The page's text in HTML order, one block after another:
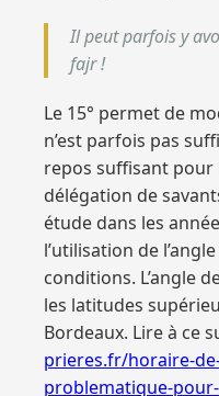
Il peut parfois y
fajr !
Le 15° permet de
n’est parfois pas
repos suffisant pour
délégation de
étude dans les
l’utilisation de
conditions. L’angle
les latitudes
Bordeaux. Lire à ce
prieres.fr/horaire-
problematique-